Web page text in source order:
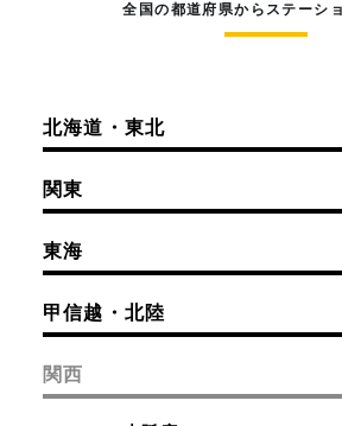
全国の都道府県からステーシ
北海道・東北
関東
東海
甲信越・北陸
関西